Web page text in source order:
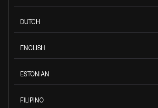
DUTCH
ENGLISH
ESTONIAN
FILIPINO